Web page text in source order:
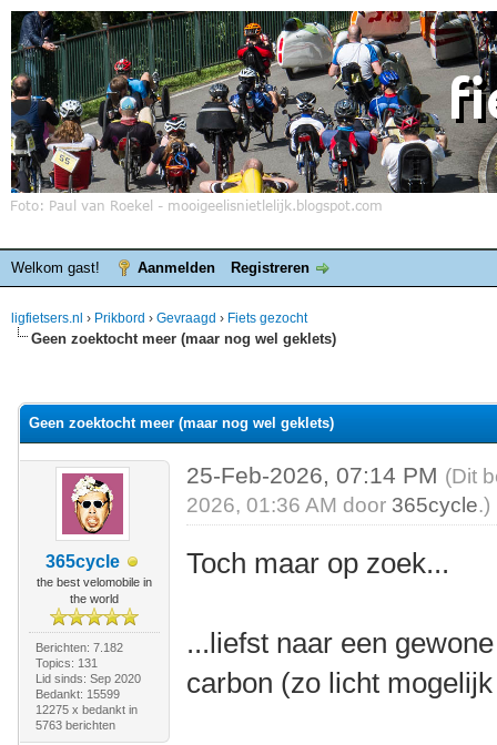
Welkom gast! Aanmelden Registreren
ligfietsers.nl › Prikbord › Gevraagd › Fiets gezocht
Geen zoektocht meer (maar nog wel geklets)
Geen zoektocht meer (maar nog wel geklets)
365cycle
the best velomobile in
the world
Berichten: 7.182
Topics: 131
Lid sinds: Sep 2020
Bedankt: 15599
12275 x bedankt in
5763 berichten
25-Feb-2026, 07:14 PM (Dit
2026, 01:36 AM door 365cycle.)
Toch maar op zoek...
...liefst naar een
carbon (zo licht